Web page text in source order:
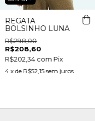
REGATA
BOLSINHO LUNA
R$298,00
R$208,60
R$202,34com Pix
4 x de R$52,15 sem juros